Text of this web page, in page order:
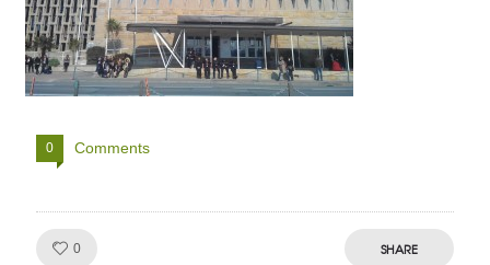
0 Comments
0 SHARE